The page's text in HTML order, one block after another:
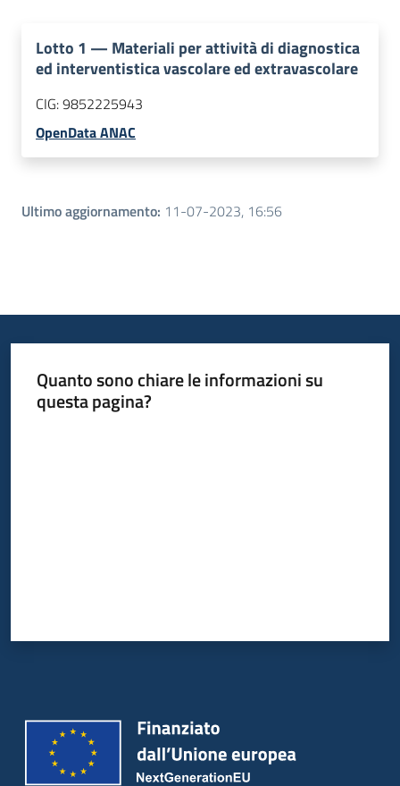
Lotto 1 — Materiali per attività di diagnostica
ed interventistica vascolare ed extravascolare
CIG:9852225943
OpenData ANAC
Ultimo aggiornamento: 11-07-2023, 16:56
Quanto sono chiare le informazioni su
questa pagina?